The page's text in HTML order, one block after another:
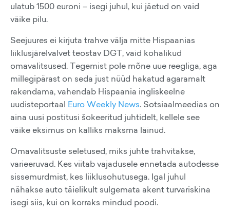
ulatub 1500 euroni – isegi juhul, kui jäetud on vaid
väike pilu.
Seejuures ei kirjuta trahve välja mitte Hispaanias
liiklusjärelvalvet teostav DGT, vaid kohalikud
omavalitsused. Tegemist pole mõne uue reegliga, aga
millegipärast on seda just nüüd hakatud agaramalt
rakendama, vahendab Hispaania ingliskeelne
uudisteportaal Euro Weekly News. Sotsiaalmeedias on
aina uusi postitusi šokeeritud juhtidelt, kellele see
väike eksimus on kalliks maksma läinud.
Omavalitsuste seletused, miks juhte trahvitakse,
varieeruvad. Kes viitab vajadusele ennetada autodesse
sissemurdmist, kes liiklusohutusega. Igal juhul
nähakse auto täielikult sulgemata akent turvariskina
isegi siis, kui on korraks mindud poodi.